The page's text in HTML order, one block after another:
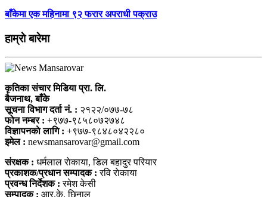
बाँकेमा एक महिनामा ९२ फरार अपराधी पक्राउ
हाम्राे बारेमा
कृतिका संचार मिडिया प्रा. लि.
बैजनाथ, बाँके
सूचना विभाग दर्ता नं. : २१२२/०७७-७८
फोन नम्बर : +९७७-९८५८०७२७४८
विज्ञापनकाे लागि : +९७७-९८४८०४२२८०
इमेल : newsmansarovar@gmail.com
संरक्षक : धर्मलाल राेकाया, डिल बहादुर परियार
प्रकाशक/प्रधान सम्पादक : रवि राेकाया
प्रवन्ध निर्देशक : रमेश केसी
सम्पादक : आर.के. छिनाल